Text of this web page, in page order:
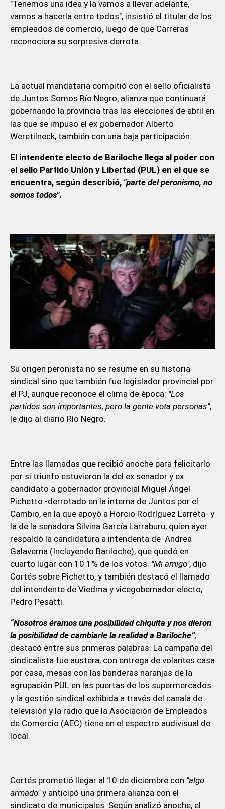
"Tenemos una idea y la vamos a llevar adelante,
vamos a hacerla entre todos", insistió el titular de los
empleados de comercio, luego de que Carreras
reconociera su sorpresiva derrota.
La actual mandataria compitió con el sello oficialista
de Juntos Somos Río Negro, alianza que continuará
gobernando la provincia tras las elecciones de abril en
las que se impuso el ex gobernador Alberto
Weretilneck, también con una baja participación.
El intendente electo de Bariloche llega al poder con
el sello Partido Unión y Libertad (PUL) en el que se
encuentra, según describió, "parte del peronismo, no
somos todos".
Su origen peronista no se resume en su historia
sindical sino que también fue legislador provincial por
el PJ, aunque reconoce el clima de época: "Los
partidos son importantes, pero la gente vota personas",
le dijo al diario Río Negro.
Entre las llamadas que recibió anoche para felicitarlo
por si triunfo estuvieron la del ex senador y ex
candidato a gobernador provincial Miguel Ángel
Pichetto -derrotado en la interna de Juntos por el
Cambio, en la que apoyó a Horcio Rodríguez Larreta- y
la de la senadora Silvina García Larraburu, quien ayer
respaldó la candidatura a intendenta de Andrea
Galaverna (Incluyendo Bariloche), que quedó en
cuarto lugar con 10.1% de los votos. "Mi amigo", dijo
Cortés sobre Pichetto, y también destacó el llamado
del intendente de Viedma y vicegobernador electo,
Pedro Pesatti.
“Nosotros éramos una posibilidad chiquita y nos dieron
la posibilidad de cambiarle la realidad a Bariloche”,
destacó entre sus primeras palabras. La campaña del
sindicalista fue austera, con entrega de volantes casa
por casa, mesas con las banderas naranjas de la
agrupación PUL en las puertas de los supermercados
y la gestión sindical exhibida a través del canala de
televisión y la radio que la Asociación de Empleados
de Comercio (AEC) tiene en el espectro audivisual de
local.
Cortés prometió llegar al 10 de diciembre con "algo
armado"y anticipó una primera alianza con el
sindicato de municipales. Según analizó anoche, el